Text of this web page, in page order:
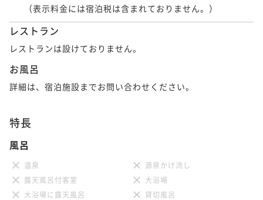
（表示料金には宿泊税は含まれておりません。）
レストラン
レストランは設けておりません。
お風呂
詳細は、宿泊施設までお問い合わせください。
特長
風呂
温泉
源泉かけ流し
露天風呂付客室
大浴場
大浴場に露天風呂
貸切風呂